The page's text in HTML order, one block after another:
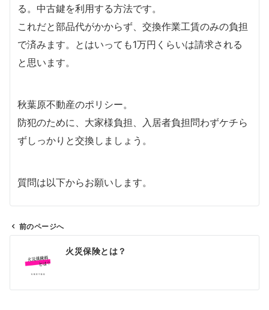
る。中古鍵を利用する方法です。
これだと部品代がかからず、交換作業工賃のみの負担
で済みます。とはいっても1万円くらいは請求される
と思います。
秋葉原不動産のポリシー。
防犯のために、大家様負担、入居者負担問わずケチら
ずしっかりと交換しましょう。
質問は以下からお願いします。
前のページへ
火災保険とは？